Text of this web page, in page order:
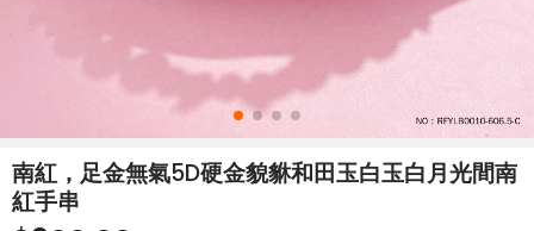
南紅，足金無氣5D硬金貌貅和田玉白玉白月光間南
紅手串